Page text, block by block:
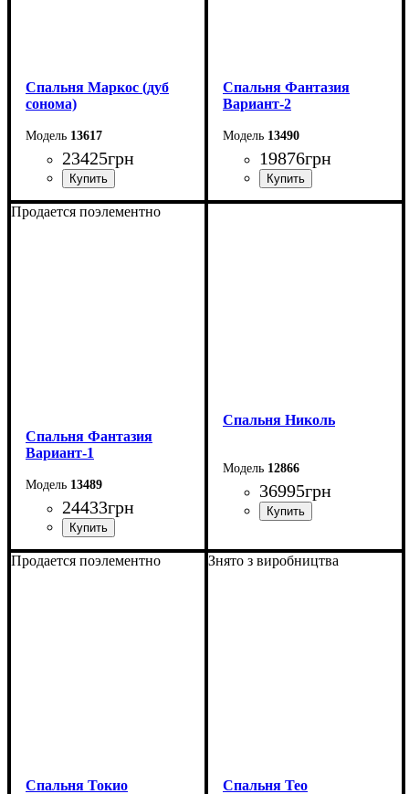
Спальня Маркос (дуб
сонома)
13617
23425грн
Спальня Фантазия
Вариант-2
13490
19876грн
Продается поэлементно
Спальня Фантазия
Вариант-1
13489
24433грн
Спальня Николь
12866
36995грн
Продается поэлементно
Спальня Токио
Знято з виробництва
Спальня Тео